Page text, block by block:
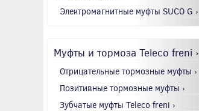
Электромагнитные муфты SUCO G ›
Муфты и тормоза Teleco freni ›
Отрицательные тормозные муфты ›
Позитивные тормозные муфты ›
Зубчатые муфты Teleco freni ›